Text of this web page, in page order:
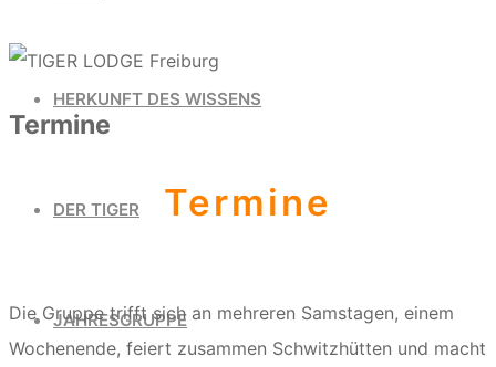
HERKUNFT DES WISSENS
DER TIGER
JAHRESGRUPPE
Termine
Termine
Die Gruppe trifft sich an mehreren Samstagen, einem
Wochenende, feiert zusammen Schwitzhütten und macht